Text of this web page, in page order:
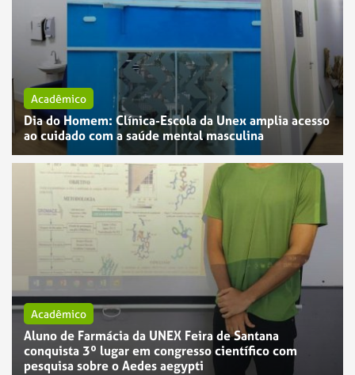
Acadêmico
Dia do Homem: Clínica-Escola da Unex amplia acesso
ao cuidado com a saúde mental masculina
Acadêmico
Aluno de Farmácia da UNEX Feira de Santana
conquista 3º lugar em congresso científico com
pesquisa sobre o Aedes aegypti